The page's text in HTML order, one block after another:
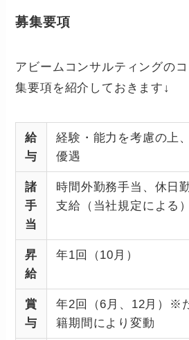
募集要項
アビームコンサルティングの
集要項を紹介しておきます↓
給
与
経験・能力を考慮の上
優遇
諸
手
当
時間外勤務手当、休日
支給（当社規定による）
昇
給
年1回（10月）
賞
与
年2回（6月、12月）※
籍期間により変動